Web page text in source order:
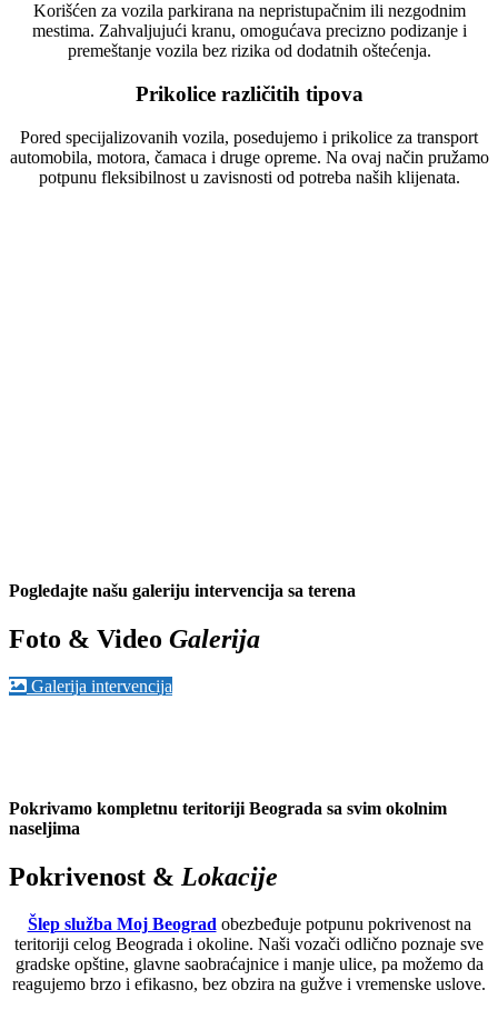
Korišćen za vozila parkirana na nepristupačnim ili nezgodnim
mestima. Zahvaljujući kranu, omogućava precizno podizanje i
premeštanje vozila bez rizika od dodatnih oštećenja.
Prikolice različitih tipova
Pored specijalizovanih vozila, posedujemo i prikolice za transport
automobila, motora, čamaca i druge opreme. Na ovaj način pružamo
potpunu fleksibilnost u zavisnosti od potreba naših klijenata.
Pogledajte našu galeriju intervencija sa terena
Foto & Video Galerija
Galerija intervencija
Pokrivamo kompletnu teritoriji Beograda sa svim okolnim
naseljima
Pokrivenost & Lokacije
Šlep služba Moj Beograd obezbeđuje potpunu pokrivenost na
teritoriji celog Beograda i okoline. Naši vozači odlično poznaje sve
gradske opštine, glavne saobraćajnice i manje ulice, pa možemo da
reagujemo brzo i efikasno, bez obzira na gužve i vremenske uslove.